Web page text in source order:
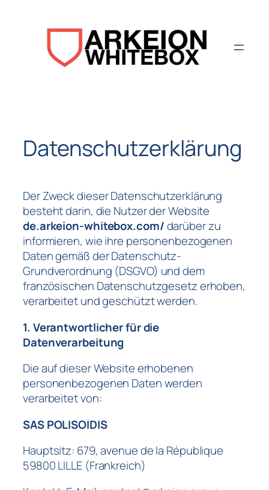
Datenschutzerklärung
Der Zweck dieser Datenschutzerklärung
besteht darin, die Nutzer der Website
de.arkeion-whitebox.com/darüber zu
informieren, wie ihre personenbezogenen
Daten gemäß der Datenschutz-
Grundverordnung (DSGVO) und dem
französischen Datenschutzgesetz erhoben,
verarbeitet und geschützt werden.
1. Verantwortlicher für die
Datenverarbeitung
Die auf dieser Website erhobenen
personenbezogenen Daten werden
verarbeitet von:
SAS POLISOIDIS
Hauptsitz: 679, avenue de la République
59800 LILLE (Frankreich)